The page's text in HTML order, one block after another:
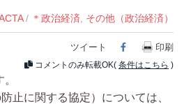
/ ＊政治経済 その他（政治経済）
ツイート Facebook
印刷
コメントのみ転載OK( 条件はこちら )
止に関する協定）については、